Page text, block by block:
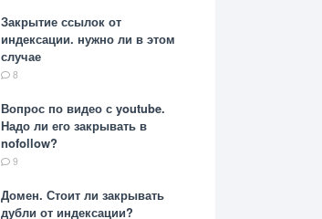
Закрытие ссылок от
индексации. нужно ли в этом
случае
8
Вопрос по видео с youtube.
Надо ли его закрывать в
nofollow?
9
Домен. Стоит ли закрывать
дубли от индексации?